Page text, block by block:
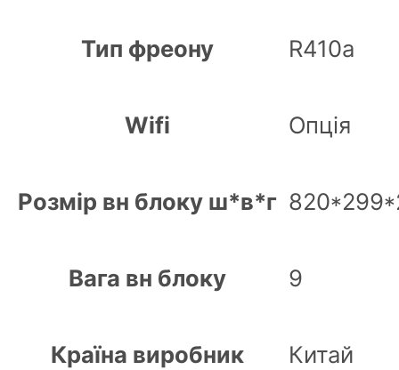
Тип фреону R410a
Wifi Опція
Розмір вн блоку ш*в*г
Вага вн блоку 9
Країна виробник Китай